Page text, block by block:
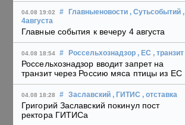
04.08 19:02 # Главныеновости , Сутьсобытий ,
4августа
Главные события к вечеру 4 августа
04.08 18:54 # Россельхознадзор , ЕС , транзит
Россельхознадзор вводит запрет на
транзит через Россию мяса птицы из ЕС
04.08 18:28 # Заславский , ГИТИС , отставка
Григорий Заславский покинул пост
ректора ГИТИСа